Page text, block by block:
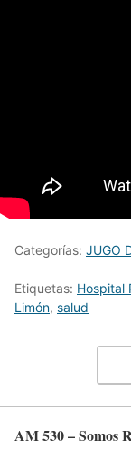
Categorías: JUGO
Etiquetas: Hospital
Limón, salud
AM 530 – Somos